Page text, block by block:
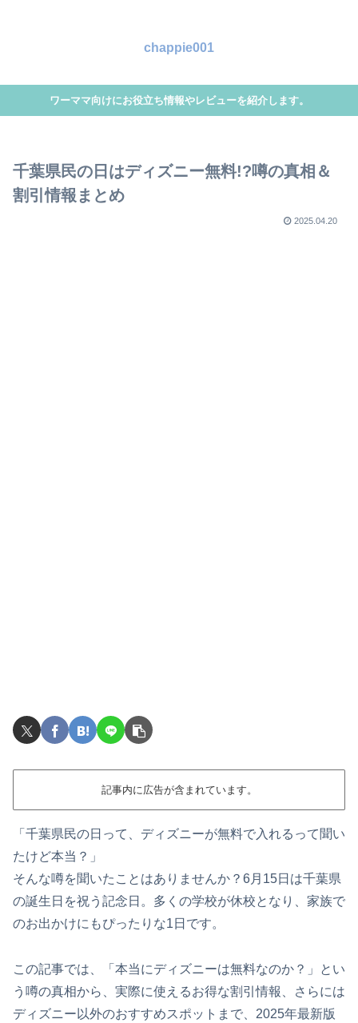
chappie001
ワーママ向けにお役立ち情報やレビューを紹介します。
千葉県民の日はディズニー無料!?噂の真相＆
割引情報まとめ
2025.04.20
記事内に広告が含まれています。
「千葉県民の日って、ディズニーが無料で入れるって聞い
たけど本当？」
そんな噂を聞いたことはありませんか？6月15日は千葉県
の誕生日を祝う記念日。多くの学校が休校となり、家族で
のお出かけにもぴったりな1日です。
この記事では、「本当にディズニーは無料なのか？」とい
う噂の真相から、実際に使えるお得な割引情報、さらには
ディズニー以外のおすすめスポットまで、2025年最新版